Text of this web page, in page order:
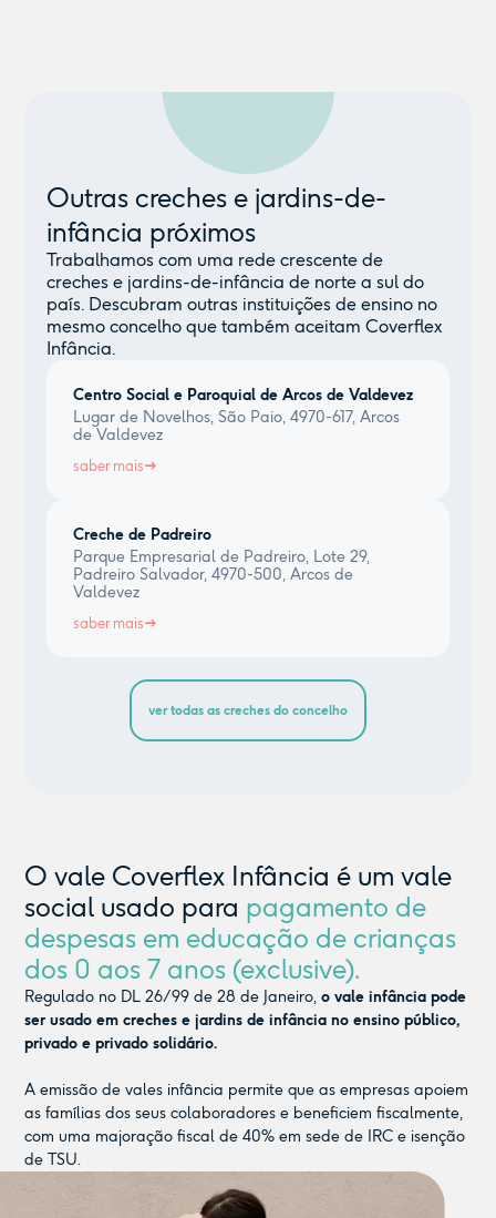
Outras creches e jardins-de-
infância próximos
Trabalhamos com uma rede crescente de
creches e jardins-de-infância de norte a sul do
país. Descubram outras instituições de ensino no
mesmo concelho que também aceitam Coverflex
Infância.
Centro Social e Paroquial de Arcos de Valdevez
Lugar de Novelhos, São Paio, 4970-617, Arcos
de Valdevez
saber mais
Creche de Padreiro
Parque Empresarial de Padreiro, Lote 29,
Padreiro Salvador, 4970-500, Arcos de
Valdevez
saber mais
ver todas as creches do concelho
O vale Coverflex Infância é um vale
social usado para pagamento de
despesas em educação de crianças
dos 0 aos 7 anos (exclusive).
Regulado no DL 26/99 de 28 de Janeiro,o vale infância pode
ser usado em creches e jardins de infância no ensino público,
privado e privado solidário.
A emissão de vales infância permite que as empresas apoiem
as famílias dos seus colaboradores e beneficiem fiscalmente,
com uma majoração fiscal de 40% em sede de IRC e isenção
de TSU.